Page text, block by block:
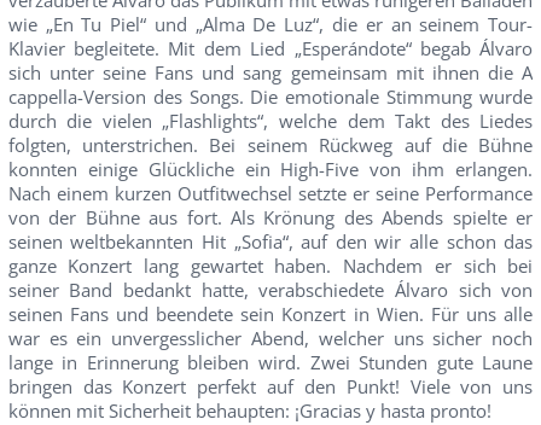
wie „En Tu Piel“ und „Alma De Luz“, die er an seinem Tour-
Klavier begleitete. Mit dem Lied „Esperándote“ begab Álvaro
sich unter seine Fans und sang gemeinsam mit ihnen die A
cappella-Version des Songs. Die emotionale Stimmung wurde
durch die vielen „Flashlights“, welche dem Takt des Liedes
folgten, unterstrichen. Bei seinem Rückweg auf die Bühne
konnten einige Glückliche ein High-Five von ihm erlangen.
Nach einem kurzen Outfitwechsel setzte er seine Performance
von der Bühne aus fort. Als Krönung des Abends spielte er
seinen weltbekannten Hit „Sofia“, auf den wir alle schon das
ganze Konzert lang gewartet haben. Nachdem er sich bei
seiner Band bedankt hatte, verabschiedete Álvaro sich von
seinen Fans und beendete sein Konzert in Wien. Für uns alle
war es ein unvergesslicher Abend, welcher uns sicher noch
lange in Erinnerung bleiben wird. Zwei Stunden gute Laune
bringen das Konzert perfekt auf den Punkt! Viele von uns
können mit Sicherheit behaupten: ¡Gracias y hasta pronto!